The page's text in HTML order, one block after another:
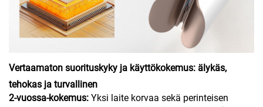
Vertaamaton suorituskyky ja käyttökokemus: älykäs,
tehokas ja turvallinen
2-vuossa-kokemus: Yksi laite korvaa sekä perinteisen